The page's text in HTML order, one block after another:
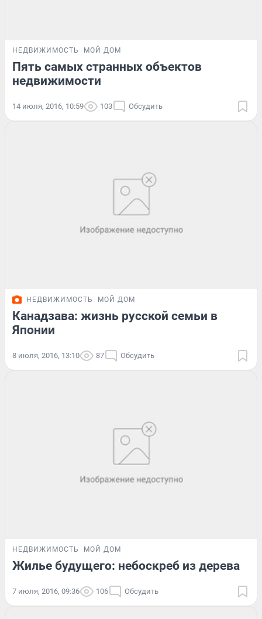
НЕДВИЖИМОСТЬ МОЙ ДОМ
Пять самых странных объектов
недвижимости
14 июля, 2016, 10:59 103 Обсудить
НЕДВИЖИМОСТЬ МОЙ ДОМ
Канадзава: жизнь русской семьи в
Японии
8 июля, 2016, 13:10 87 Обсудить
НЕДВИЖИМОСТЬ МОЙ ДОМ
Жилье будущего: небоскреб из дерева
7 июля, 2016, 09:36 106 Обсудить